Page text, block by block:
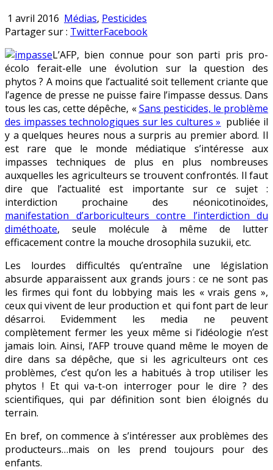
1 avril 2016 Publié
en
Médias, Pesticides
Partager sur : TwitterFacebook
L’AFP, bien connue pour son parti pris pro-
écolo ferait-elle une évolution sur la question des
phytos ? A moins que l’actualité soit tellement criante que
l’agence de presse ne puisse faire l’impasse dessus. Dans
tous les cas, cette dépêche, «Sans pesticides, le problème
des impasses technologiques sur les cultures » publiée il
y a quelques heures nous a surpris au premier abord. Il
est rare que le monde médiatique s’intéresse aux
impasses techniques de plus en plus nombreuses
auxquelles les agriculteurs se trouvent confrontés. Il faut
dire que l’actualité est importante sur ce sujet :
interdiction prochaine des néonicotinoïdes,
manifestation d’arboriculteurs contre l’interdiction du
diméthoate, seule molécule à même de lutter
efficacement contre la mouche drosophila suzukii, etc.
Les lourdes difficultés qu’entraîne une législation
absurde apparaissent aux grands jours : ce ne sont pas
les firmes qui font du lobbying mais les « vrais gens »,
ceux qui vivent de leur production et qui font part de leur
désarroi. Evidemment les media ne peuvent
complètement fermer les yeux même si l’idéologie n’est
jamais loin. Ainsi, l’AFP trouve quand même le moyen de
dire dans sa dépêche, que si les agriculteurs ont ces
problèmes, c’est qu’on les a habitués à trop utiliser les
phytos ! Et qui va-t-on interroger pour le dire ? des
scientifiques, qui par définition sont bien éloignés du
terrain.
En bref, on commence à s’intéresser aux problèmes des
producteurs…mais on les prend toujours pour des
enfants.